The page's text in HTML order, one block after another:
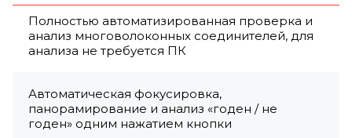
Полностью автоматизированная проверка и
анализ многоволоконных соединителей, для
анализа не требуется ПК
Автоматическая фокусировка,
панорамирование и анализ «годен / не
годен» одним нажатием кнопки